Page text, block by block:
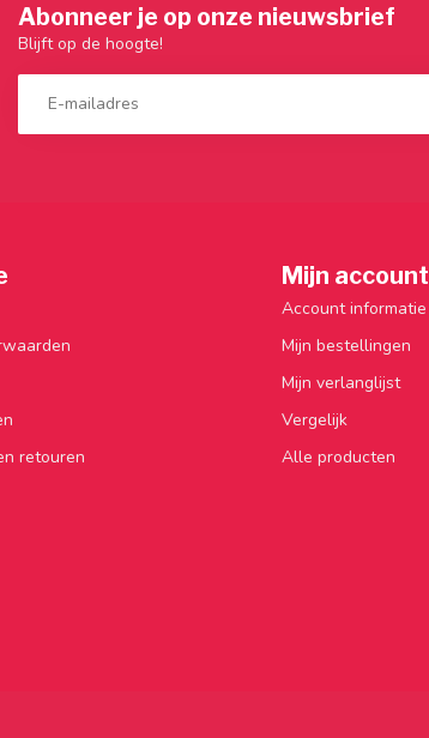
Abonneer je op onze nieuwsbrief
Blijft op de hoogte!
retouren
Mijn account
Account informatie
Mijn bestellingen
Mijn verlanglijst
Vergelijk
Alle producten